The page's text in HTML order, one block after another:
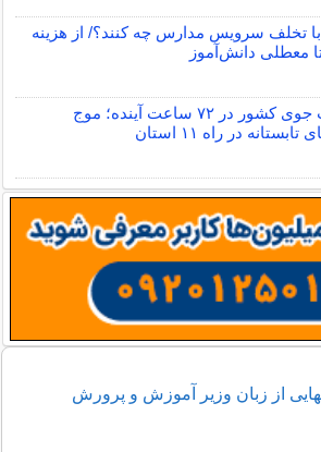
با تخلف سرویس مدارس چه کنند؟/ از هزینه
معطلی دانش‌آموز
وضعیت جوی کشور در ۷۲ ساعت آینده؛ موج
در راه ۱۱ استان
از زبان وزیر آموزش و پرورش